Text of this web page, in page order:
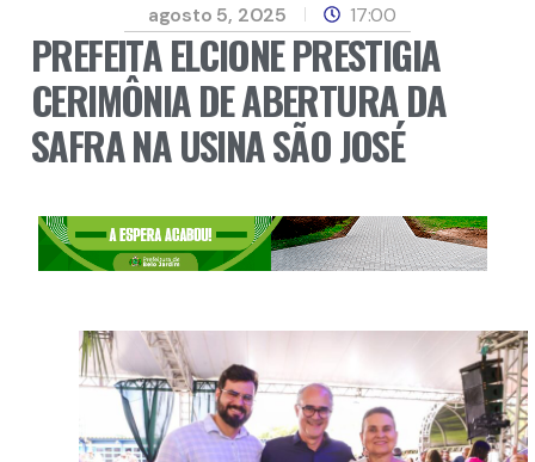
agosto 5, 2025 17:00
PREFEITA ELCIONE PRESTIGIA
CERIMÔNIA DE ABERTURA DA
SAFRA NA USINA SÃO JOSÉ